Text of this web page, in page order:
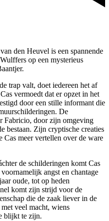
den Heuvel is een spannende
op een mysterieus
trap valt, doet iedereen het af
vermoedt dat er opzet in het
door een stille informant die
De
Fabricio, door zijn omgeving
bestaan. Zijn cryptische creaties
Cas meer vertellen over de ware
de schilderingen komt Cas
angst en chantage
oude, tot op heden
komt zijn strijd voor de
die de zaak liever in de
veel macht, wiens
blijkt te zijn.